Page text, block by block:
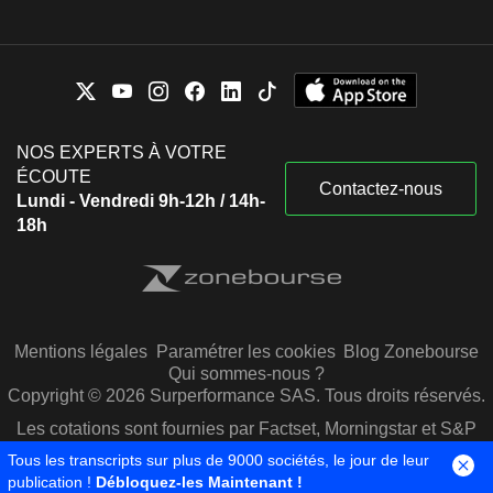
NOS EXPERTS À VOTRE
ÉCOUTE
Lundi - Vendredi 9h-12h / 14h-
18h
Contactez-nous
Mentions légales Paramétrer les cookies Blog Zonebourse
Qui sommes-nous ?
Copyright © 2026 Surperformance SAS. Tous droits réservés.
Les cotations sont fournies par Factset, Morningstar et S&P
Capital IQ
Tous les transcripts sur plus de 9000 sociétés, le jour de leur
publication ! Débloquez-les Maintenant !